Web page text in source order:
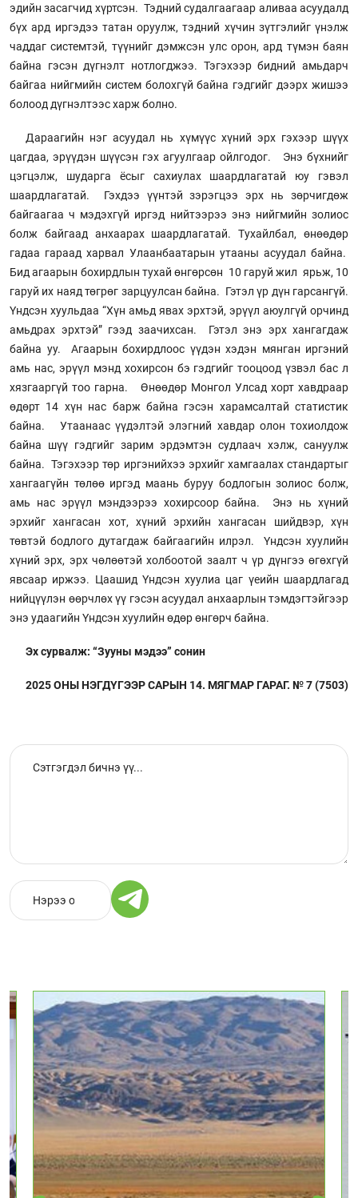
эдийн засагчид хүртсэн. Тэдний судалгаагаар аливаа асуудалд
бүх ард иргэдээ татан оруулж, тэдний хүчин зүтгэлийг үнэлж
чаддаг системтэй, түүнийг дэмжсэн улс орон, ард түмэн баян
байна гэсэн дүгнэлт нотлогджээ. Тэгэхээр бидний амьдарч
байгаа нийгмийн систем болохгүй байна гэдгийг дээрх жишээ
болоод дүгнэлтээс харж болно.
Дараагийн нэг асуудал нь хүмүүс хүний эрх гэхээр шүүх
цагдаа, эрүүдэн шүүсэн гэх агуулгаар ойлгодог. Энэ бүхнийг
цэгцэлж, шударга ёсыг сахиулах шаардлагатай юу гэвэл
шаардлагатай. Гэхдээ үүнтэй зэрэгцээ эрх нь зөрчигдөж
байгаагаа ч мэдэхгүй иргэд нийтээрээ энэ нийгмийн золиос
болж байгаад анхаарах шаардлагатай. Тухайлбал, өнөөдөр
гадаа гараад харвал Улаанбаатарын утааны асуудал байна.
Бид агаарын бохирдлын тухай өнгөрсөн 10 гаруй жил ярьж, 10
гаруй их наяд төгрөг зарцуулсан байна. Гэтэл үр дүн гарсангүй.
Үндсэн хуульдаа “Хүн амьд явах эрхтэй, эрүүл аюулгүй орчинд
амьдрах эрхтэй” гээд заачихсан. Гэтэл энэ эрх хангагдаж
байна уу. Агаарын бохирдлоос үүдэн хэдэн мянган иргэний
амь нас, эрүүл мэнд хохирсон бэ гэдгийг тооцоод үзвэл бас л
хязгааргүй тоо гарна. Өнөөдөр Монгол Улсад хорт хавдраар
өдөрт 14 хүн нас барж байна гэсэн харамсалтай статистик
байна. Утаанаас үүдэлтэй элэгний хавдар олон тохиолдож
байна шүү гэдгийг зарим эрдэмтэн судлаач хэлж, сануулж
байна. Тэгэхээр төр иргэнийхээ эрхийг хамгаалах стандартыг
хангаагүйн төлөө иргэд маань буруу бодлогын золиос болж,
амь нас эрүүл мэндээрээ хохирсоор байна. Энэ нь хүний
эрхийг хангасан хот, хүний эрхийн хангасан шийдвэр, хүн
төвтэй бодлого дутагдаж байгаагийн илрэл. Үндсэн хуулийн
хүний эрх, эрх чөлөөтэй холбоотой заалт ч үр дүнгээ өгөхгүй
явсаар иржээ. Цаашид Үндсэн хуулиа цаг үеийн шаардлагад
нийцүүлэн өөрчлөх үү гэсэн асуудал анхаарлын тэмдэгтэйгээр
энэ удаагийн Үндсэн хуулийн өдөр өнгөрч байна.
Эх сурвалж: “Зууны мэдээ” сонин
2025 ОНЫ НЭГДҮГЭЭР САРЫН 14. МЯГМАР ГАРАГ. № 7 (7503)